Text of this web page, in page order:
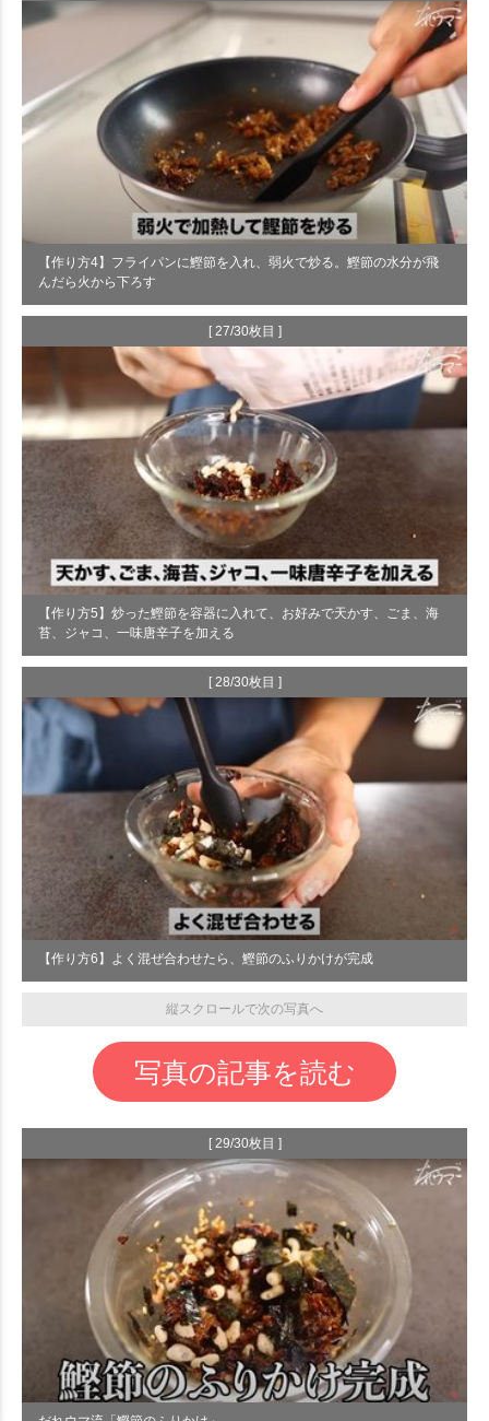
【作り方4】フライパンに鰹節を入れ、弱火で炒る。鰹節の水分が飛
んだら火から下ろす
[ 27/30枚目 ]
【作り方5】炒った鰹節を容器に入れて、お好みで天かす、ごま、海
苔、ジャコ、一味唐辛子を加える
[ 28/30枚目 ]
【作り方6】よく混ぜ合わせたら、鰹節のふりかけが完成
縦スクロールで次の写真へ
写真の記事を読む
[ 29/30枚目 ]